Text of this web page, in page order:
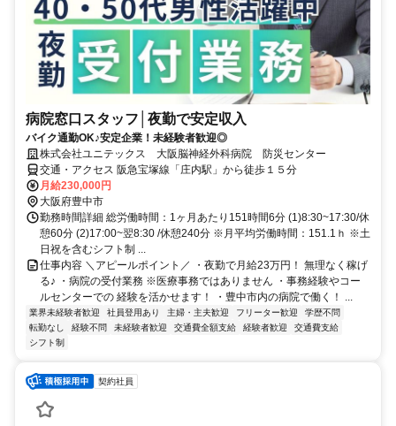
病院窓口スタッフ│夜勤で安定収入
バイク通勤OK♪安定企業！未経験者歓迎◎
株式会社ユニテックス 大阪脳神経外科病院 防災センター
交通・アクセス 阪急宝塚線「庄内駅」から徒歩１５分
月給230,000円
大阪府豊中市
勤務時間詳細 総労働時間：1ヶ月あたり151時間6分 (1)8:30~17:30/休
憩60分 (2)17:00~翌8:30 /休憩240分 ※月平均労働時間：151.1ｈ ※土
日祝を含むシフト制 ...
仕事内容 ＼アピールポイント／ ・夜勤で月給23万円！ 無理なく稼げ
る♪ ・病院の受付業務 ※医療事務ではありません ・事務経験やコー
ルセンターでの 経験を活かせます！ ・豊中市内の病院で働く！ ...
業界未経験者歓迎 社員登用あり 主婦・主夫歓迎 フリーター歓迎
学歴不問
転勤なし
経験不問 未経験者歓迎 交通費全額支給 経験者歓迎
交通費支給
シフト制
契約社員